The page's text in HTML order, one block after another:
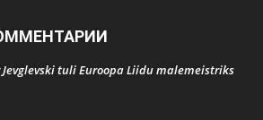
Jevglevski tuli Euroopa Liidu malemeistriks